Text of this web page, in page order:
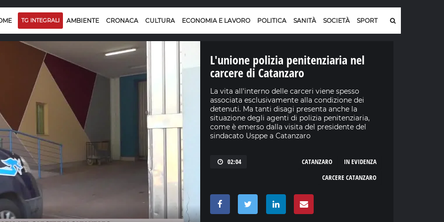
TG INTEGRALI AMBIENTE CRONACA CULTURA ECONOMIA E LAVORO POLITICA SANITÀ SOCIETÀ SPORT
L'unione polizia penitenziaria nel
carcere di Catanzaro
La vita all'interno delle carceri viene spesso
associata esclusivamente alla condizione dei
detenuti. Ma tanti disagi presenta anche la
situazione degli agenti di polizia penitenziaria,
come è emerso dalla visita del presidente del
sindacato Usppe a Catanzaro
02:04 IN EVIDENZA
CATANZARO
CARCERE CATANZARO